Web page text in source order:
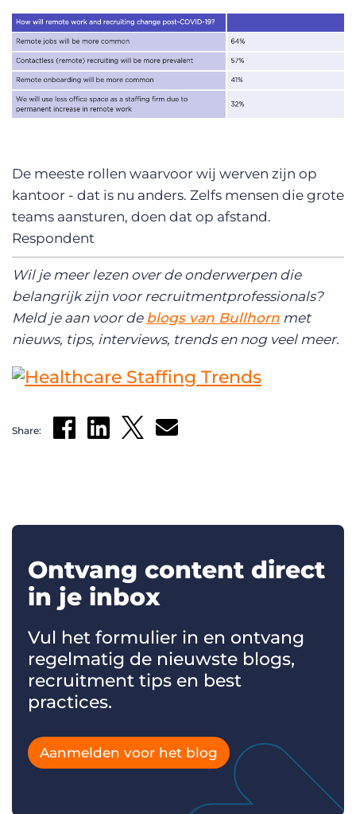
De meeste rollen waarvoor wij werven zijn op
kantoor - dat is nu anders. Zelfs mensen die grote
teams aansturen, doen dat op afstand.
Respondent
Wil je meer lezen over de onderwerpen die
belangrijk zijn voor recruitmentprofessionals?
Meld je aan voor de blogs van Bullhorn met
nieuws, tips, interviews, trends en nog veel meer.
Share:
Ontvang content direct
in je inbox
Vul het formulier in en ontvang
regelmatig de nieuwste blogs,
recruitment tips en best
practices.
Aanmelden voor het blog